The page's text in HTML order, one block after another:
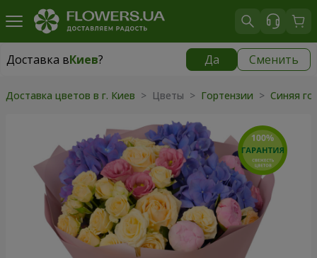
Доставка вКиев? Да Сменить
Доставка вКиев
Доставка цветов в г. Киев > Цветы > Гортензии > Синяя